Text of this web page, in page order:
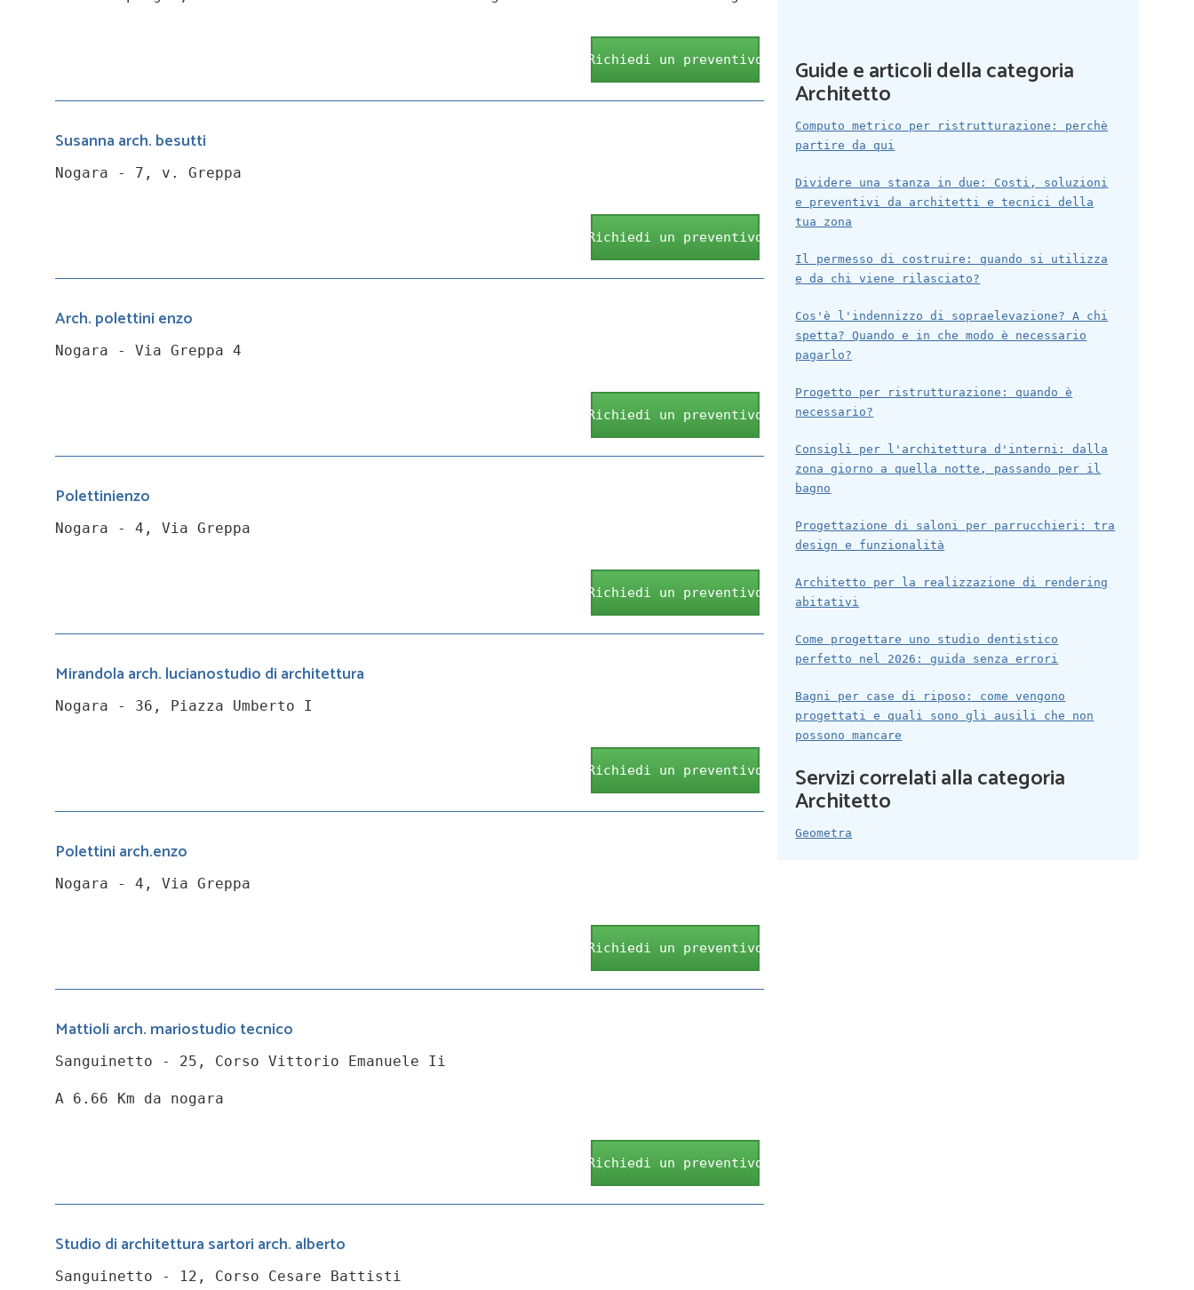
Richiedi un preventivo
Susanna arch. besutti
Nogara - 7, v. Greppa
Richiedi un preventivo
Arch. polettini enzo
Nogara - Via Greppa 4
Richiedi un preventivo
Polettinienzo
Nogara - 4, Via Greppa
Richiedi un preventivo
Mirandola arch. lucianostudio di architettura
Nogara - 36, Piazza Umberto I
Richiedi un preventivo
Polettini arch.enzo
Nogara - 4, Via Greppa
Richiedi un preventivo
Mattioli arch. mariostudio tecnico
Sanguinetto - 25, Corso Vittorio Emanuele Ii
A 6.66 Km da nogara
Richiedi un preventivo
Studio di architettura sartori arch. alberto
Sanguinetto - 12, Corso Cesare Battisti
Guide e articoli della categoria
Architetto
Computo metrico per ristrutturazione: perchè
partire da qui
Dividere una stanza in due: Costi, soluzioni
e preventivi da architetti e tecnici della
tua zona
Il permesso di costruire: quando si utilizza
e da chi viene rilasciato?
Cos'è l'indennizzo di sopraelevazione? A chi
spetta? Quando e in che modo è necessario
pagarlo?
Progetto per ristrutturazione: quando è
necessario?
Consigli per l'architettura d'interni: dalla
zona giorno a quella notte, passando per il
bagno
Progettazione di saloni per parrucchieri: tra
design e funzionalità
Architetto per la realizzazione di rendering
abitativi
Come progettare uno studio dentistico
perfetto nel 2026: guida senza errori
Bagni per case di riposo: come vengono
progettati e quali sono gli ausili che non
possono mancare
Servizi correlati alla categoria
Architetto
Geometra